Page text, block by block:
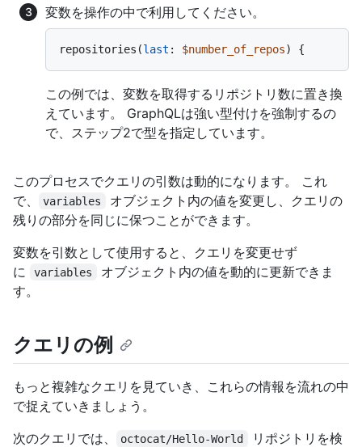
変数を操作の中で利用してください。
repositories (last : $number_of_repos) {
この例では、変数を取得するリポジトリ数に置き換
えています。 GraphQLは強い型付けを強制するの
で、ステップ2で型を指定しています。
このプロセスでクエリの引数は動的になります。 これ
で、
variables
オブジェクト内の値を変更し、クエリの
残りの部分を同じに保つことができます。
変数を引数として使用すると、クエリを変更せず
に
variables
オブジェクト内の値を動的に更新できま
す。
クエリの例
もっと複雑なクエリを見ていき、これらの情報を流れの中
で捉えていきましょう。
次のクエリでは、
octocat/Hello-World
リポジトリを検